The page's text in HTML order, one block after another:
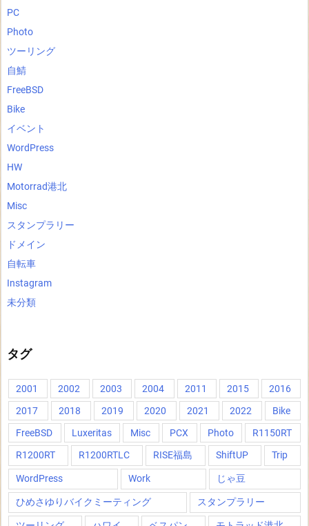
PC
Photo
ツーリング
自鯖
FreeBSD
Bike
イベント
WordPress
HW
Motorrad港北
Misc
スタンプラリー
ドメイン
自転車
Instagram
未分類
タグ
2001 2002 2003 2004 2011 2015
2016
2017
2018 2019 2020 2021 2022
Bike
FreeBSD
Luxeritas Misc PCX Photo
R1150RT
R1200RT
R1200RTLC RISE福島 ShiftUP Trip
WordPress Work じゃ豆
ひめさゆりバイクミーティング スタンプラリー